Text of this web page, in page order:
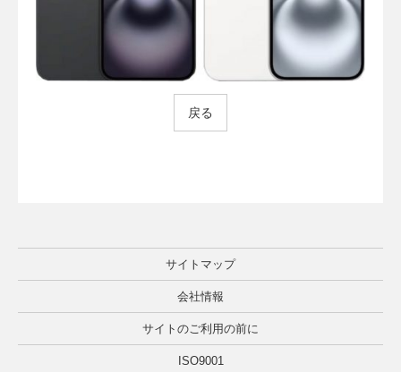
戻る
サイトマップ
会社情報
サイトのご利用の前に
ISO9001